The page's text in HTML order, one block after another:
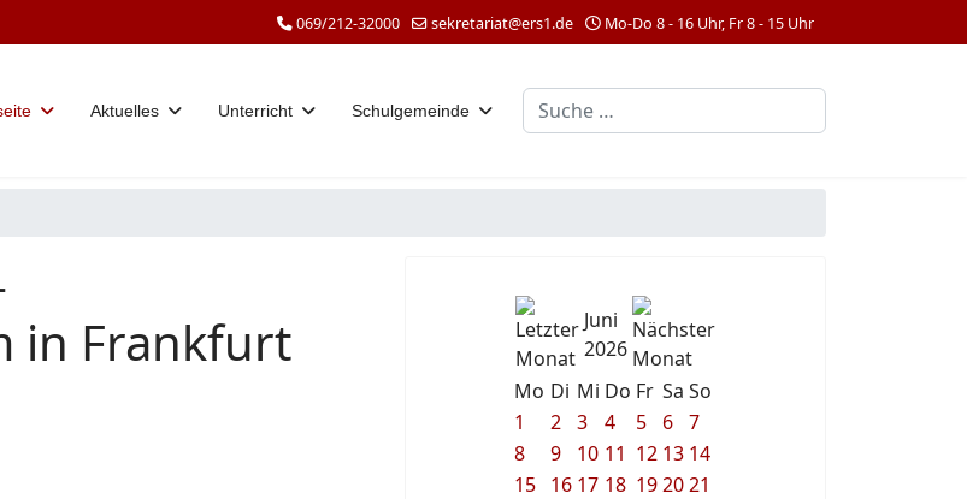
069/212-32000 sekretariat@ers1.de Mo-Do 8 - 16 Uhr, Fr 8 - 15 Uhr
Aktuelles Unterricht Schulgemeinde Suchen
in Frankfurt
Juni
2026
Mo Di Mi Do Fr Sa So
1
2 3 4 5 6 7
8
9 10 11 12 13 14
15 16 17 18 192021